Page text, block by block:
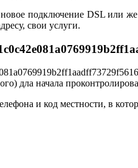
подключение DSL или же
свои услуги.
дла начала
и код местности, в